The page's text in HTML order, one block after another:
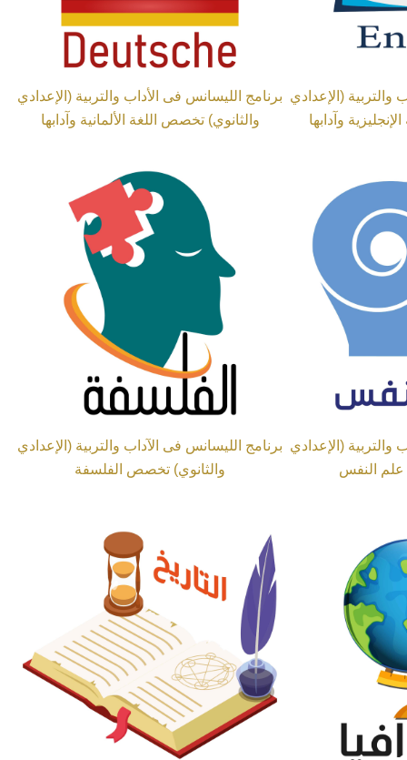
برنامج الليسانس فى الأداب والتربية (الإعدادي
والثانوي) تخصص اللغة الألمانية وآدابها
والتربية (الإعدادي
وآدابها
برنامج الليسانس فى الآداب والتربية (الإعدادي
والثانوي) تخصص الفلسفة
والتربية (الإعدادي
النفس